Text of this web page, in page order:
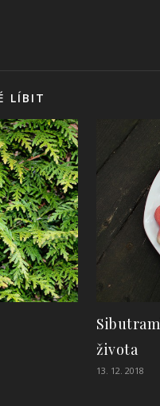
LÍBIT
života
13. 12. 2018